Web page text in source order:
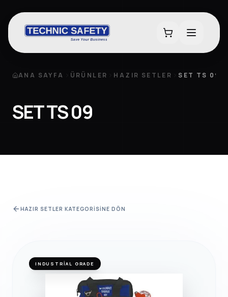
ANA SAYFA ÜRÜNLER HAZIR SETLER SET TS 09
SET TS 09
HAZIR SETLER KATEGORISINE DÖN
INDUSTRIAL GRADE